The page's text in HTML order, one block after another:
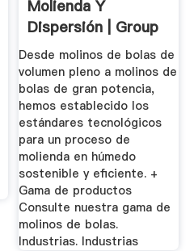
Molienda Y
Dispersión | Group
Desde molinos de bolas de
volumen pleno a molinos de
bolas de gran potencia,
hemos establecido los
estándares tecnológicos
para un proceso de
molienda en húmedo
sostenible y eficiente. +
Gama de productos
Consulte nuestra gama de
molinos de bolas.
Industrias. Industrias